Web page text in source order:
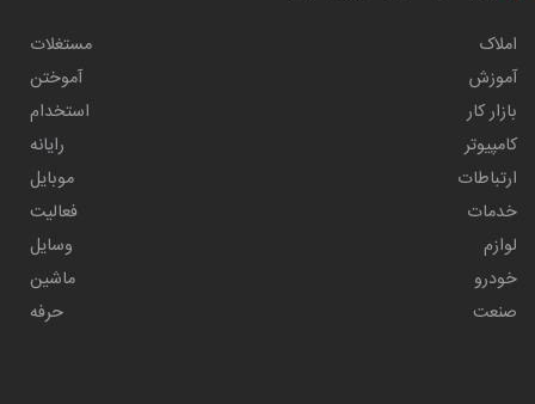
املاک
مستغلات
آموزش
آموختن
بازار کار
استخدام
کامپیوتر
رایانه
ارتباطات
موبایل
خدمات
فعالیت
لوازم
وسایل
خودرو
ماشین
صنعت
حرفه